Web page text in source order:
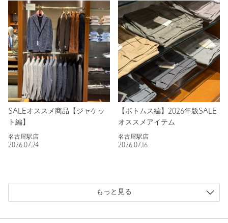
SALEオススメ商品【ジャケッ
ト編】
名古屋駅店
2026.07.24
【ボトムス編】2026年版SALE
オススメアイテム
名古屋駅店
2026.07.16
もっと見る